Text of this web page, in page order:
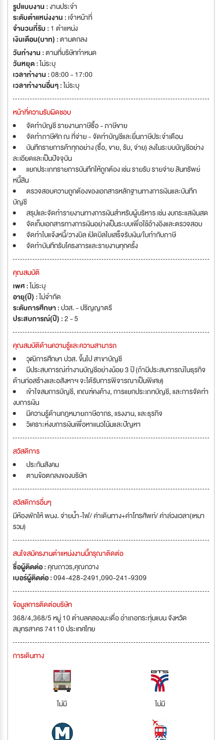
รูปแบบงาน :งานประจำ
ระดับตำแหน่งงาน : เจ้าหน้าที่
จำนวนที่รับ : 1 ตำแหน่ง
เงินเดือน(บาท) :ตามตกลง
วันทำงาน :ตามที่บริษัทกำหนด
วันหยุด :ไม่ระบุ
เวลาทำงาน :08:00 - 17:00
เวลาทำงานอื่นๆ :ไม่ระบุ
หน้าที่ความรับผิดชอบ
จัดทำบัญชี รายงานภาษีซื้อ - ภาษีขาย
จัดทำภาษีหัก ณ ที่จ่าย - จัดทำบัญชีและยื่นภาษีประจำเดือน
บันทึกรายการค้าทุกอย่าง (ซื้อ, ขาย, รับ, จ่าย) ลงในระบบบัญชีอย่าง
ละเอียดและเป็นปัจจุบัน
แยกประเภทรายการบันทึกให้ถูกต้อง เช่น รายรับ รายจ่าย สินทรัพย์
หนี้สิน
ตรวจสอบความถูกต้องของเอกสารหลักฐานทางการเงินและบันทึก
บัญชี
สรุปและจัดทำรายงานทางการเงินสำหรับผู้บริหาร เช่น งบกระแสเงินสด
จัดเก็บเอกสารทางการเงินอย่างเป็นระบบเพื่อใช้อ้างอิงและตรวจสอบ
จัดทำใบแจ้งหนี้/วางบิล เปิดบิลใบเสร็จรับเงิน/ใบกำกับภาษี
จัดทำบันทึกรับโครงการและรายงานทุกครั้ง
คุณสมบัติ
เพศ :ไม่ระบุ
อายุ(ปี) :ไม่จำกัด
ระดับการศึกษา :ปวส. - ปริญญาตรี
ประสบการณ์(ปี) :2 - 5
คุณสมบัติด้านความรู้และความสามารถ
วุฒิการศึกษา ปวส. ขึ้นไป สาขาบัญชี
มีประสบการณ์ทำงานบัญชีอย่างน้อย 3 ปี (ถ้ามีประสบการณ์ในธุรกิจ
ด้านก่อสร้างและอสังหาฯ จะได้รับการพิจารณาเป็นพิเศษ)
เข้าใจสมการบัญชี, เกณฑ์คงค้าง, การแยกประเภทบัญชี, และการจัดทำ
งบการเงิน
มีความรู้ด้านกฎหมายภาษีอากร, แรงงาน, และธุรกิจ
วิเคราะห์งบการเงินเพื่อหาแนวโน้มและปัญหา
สวัสดิการ
ประกันสังคม
ตามข้อตกลงของบริษัท
สวัสดิการอื่นๆ
มีห้องพักให้ พนง. จ่ายน้ำ-ไฟ/ ค่าเดินทาง+ค่าโทรศัพท์/ ค่าล่วงเวลา(เหมา
รวม)
สนใจสมัครงานตำแหน่งงานนี้กรุณาติดต่อ
ชื่อผู้ติดต่อ :คุณถาวร,คุณกวาง
เบอร์ผู้ติดต่อ :094-428-2491,090-241-9309
ข้อมูลการติดต่อบริษัท
368/4,368/5 หมู่ 10 ตำบลคลองมะเดื่อ อำเภอกระทุ่มแบน จังหวัด
สมุทรสาคร 74110 ประเทศไทย
การเดินทาง
ไม่มี ไม่มี